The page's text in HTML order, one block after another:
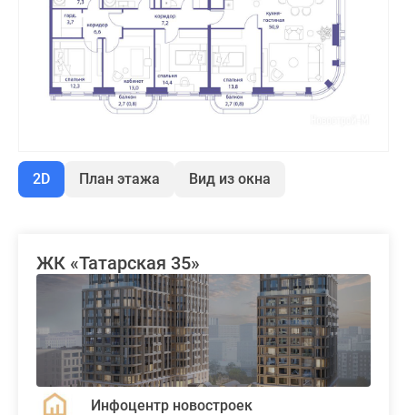
2D План этажа Вид из окна
ЖК «Татарская 35»
Инфоцентр новостроек